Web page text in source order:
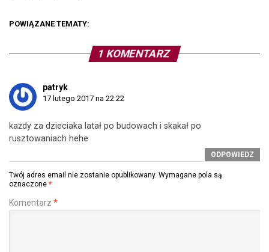
POWIĄZANE TEMATY:
1 KOMENTARZ
patryk
17 lutego 2017 na 22:22
każdy za dzieciaka latał po budowach i skakał po
rusztowaniach hehe
ODPOWIEDZ
Twój adres email nie zostanie opublikowany. Wymagane pola są
oznaczone *
Komentarz *